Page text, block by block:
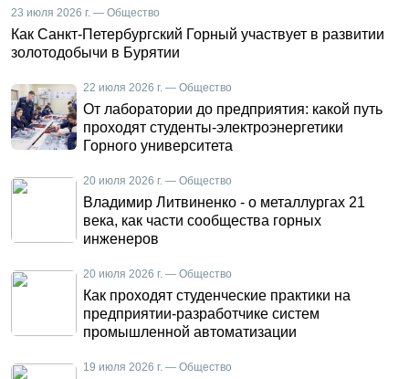
23 июля 2026 г. — Общество
Как Санкт-Петербургский Горный участвует в развитии
золотодобычи в Бурятии
22 июля 2026 г. — Общество
От лаборатории до предприятия: какой путь
проходят студенты-электроэнергетики
Горного университета
20 июля 2026 г. — Общество
Владимир Литвиненко - о металлургах 21
века, как части сообщества горных
инженеров
20 июля 2026 г. — Общество
Как проходят студенческие практики на
предприятии-разработчике систем
промышленной автоматизации
19 июля 2026 г. — Общество